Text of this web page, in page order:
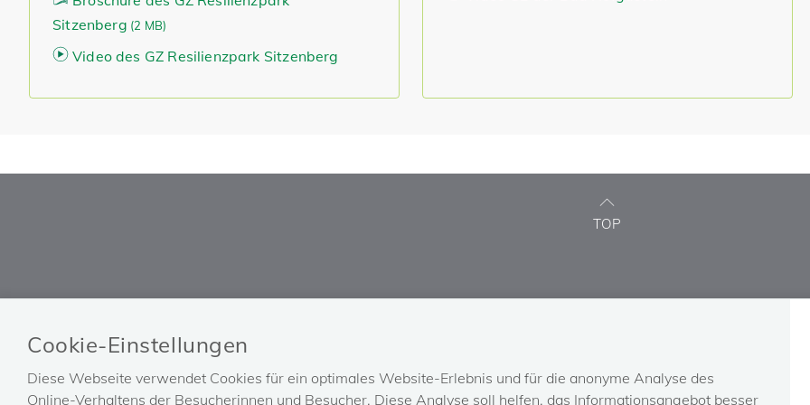
Cookie-Einstellungen
Diese Webseite verwendet Cookies für ein optimales Website-Erlebnis und für die anonyme Analyse des
Online-Verhaltens der Besucherinnen und Besucher. Diese Analyse soll helfen, das Informationsangebot besser
Sitzenberg (2 MB)
Video des GZ Resilienzpark Sitzenberg
TOP
Impressum
Barrierefreiheitserklärung
FAQ
Technische Unterstützung
Austrian social security
Ombudsstelle